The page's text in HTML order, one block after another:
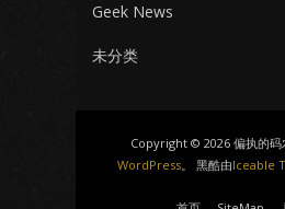
Geek News
未分类
Copyright © 2026 偏执的码
WordPress。 黑酷由Iceable